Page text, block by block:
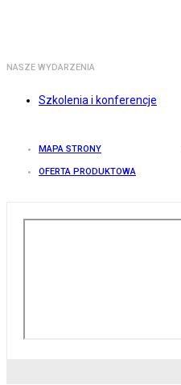
NASZE WYDARZENIA
Szkolenia i konferencje
MAPA STRONY
OFERTA PRODUKTOWA